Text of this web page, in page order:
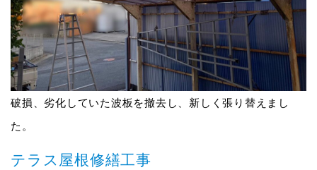
破損、劣化していた波板を撤去し、新しく張り替えまし
た。
テラス屋根修繕工事